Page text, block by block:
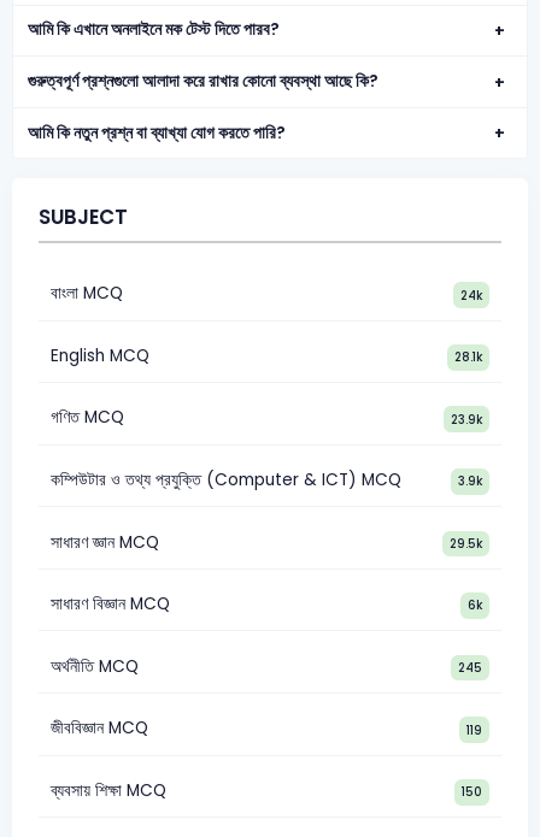
আমি কি এখানে অনলাইনে মক টেস্ট দিতে পারব?
গুরুত্বপূর্ণ প্রশ্নগুলো আলাদা করে রাখার কোনো ব্যবস্থা আছে কি?
আমি কি নতুন প্রশ্ন বা ব্যাখ্যা যোগ করতে পারি?
SUBJECT
বাংলা MCQ 24k
English MCQ 28.1k
গণিত MCQ 23.9k
কম্পিউটার ও তথ্য প্রযুক্তি (Computer & ICT) MCQ 3.9k
সাধারণ জ্ঞান MCQ 29.5k
সাধারণ বিজ্ঞান MCQ 6k
অর্থনীতি MCQ 245
জীববিজ্ঞান MCQ 119
ব্যবসায় শিক্ষা MCQ 150